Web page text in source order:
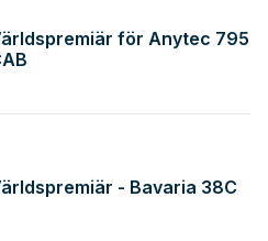
för Anytec 795
- Bavaria 38C